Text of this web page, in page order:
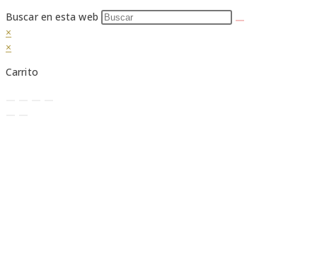
Buscar en esta web
×
×
Carrito